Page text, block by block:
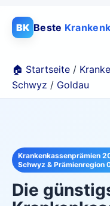
BK Beste
🏠 Startseite /
Schwyz / Goldau
Krankenkassenprämien
Schwyz & Prämienregion
Die